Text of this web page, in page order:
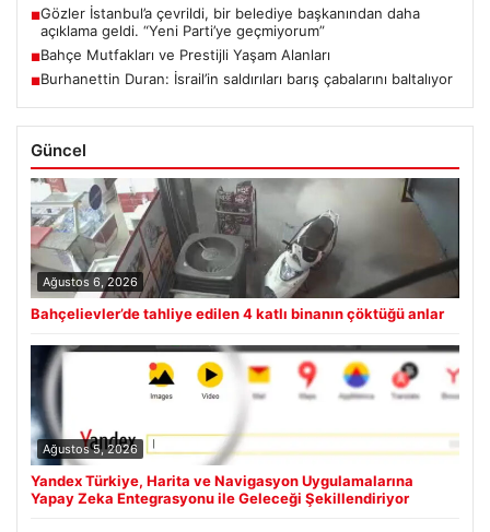
■Gözler İstanbul’a çevrildi, bir belediye başkanından daha
açıklama geldi. “Yeni Parti’ye geçmiyorum”
■Bahçe Mutfakları ve Prestijli Yaşam Alanları
■Burhanettin Duran: İsrail’in saldırıları barış çabalarını baltalıyor
Güncel
Ağustos 6, 2026
Bahçelievler’de tahliye edilen 4 katlı binanın çöktüğü anlar
Ağustos 5, 2026
Yandex Türkiye, Harita ve Navigasyon Uygulamalarına
Yapay Zeka Entegrasyonu ile Geleceği Şekillendiriyor